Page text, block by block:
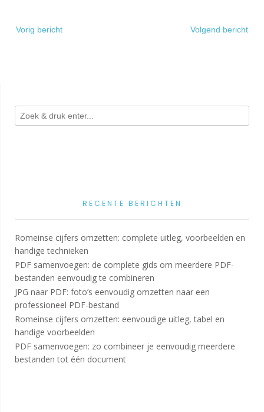
navigatie
Vorig bericht Volgend bericht
RECENTE BERICHTEN
Romeinse cijfers omzetten: complete uitleg, voorbeelden en
handige technieken
PDF samenvoegen: de complete gids om meerdere PDF-
bestanden eenvoudig te combineren
JPG naar PDF: foto’s eenvoudig omzetten naar een
professioneel PDF-bestand
Romeinse cijfers omzetten: eenvoudige uitleg, tabel en
handige voorbeelden
PDF samenvoegen: zo combineer je eenvoudig meerdere
bestanden tot één document